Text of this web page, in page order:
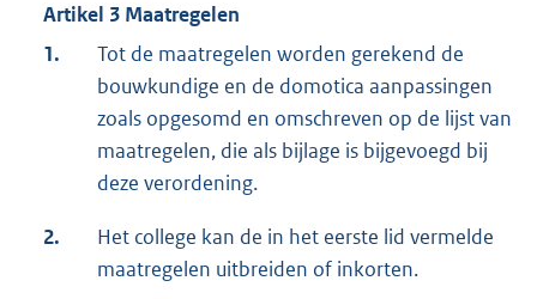
Artikel 3 Maatregelen
1.
Tot de maatregelen worden gerekend de
bouwkundige en de domotica aanpassingen
zoals opgesomd en omschreven op de lijst van
maatregelen, die als bijlage is bijgevoegd bij
deze verordening.
2.
Het college kan de in het eerste lid vermelde
maatregelen uitbreiden of inkorten.